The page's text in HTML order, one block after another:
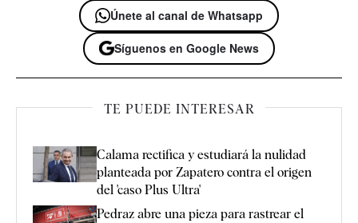
Únete al canal de Whatsapp
Síguenos en Google News
TE PUEDE INTERESAR
Calama rectifica y estudiará la nulidad
planteada por Zapatero contra el origen
del 'caso Plus Ultra'
Pedraz abre una pieza para rastrear el